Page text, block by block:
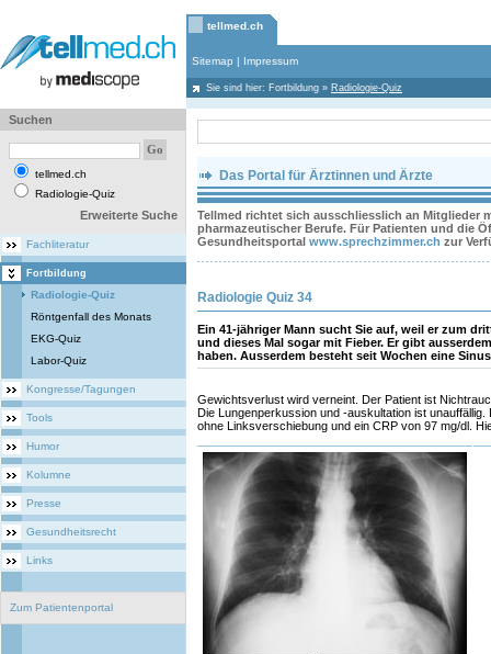
tellmed.ch
Sitemap | Impressum
Sie sind hier: Fortbildung » Radiologie-Quiz
Suchen
tellmed.ch
Radiologie-Quiz
Erweiterte Suche
Fachliteratur
Fortbildung
Radiologie-Quiz
Röntgenfall des Monats
EKG-Quiz
Labor-Quiz
Kongresse/Tagungen
Tools
Humor
Kolumne
Presse
Gesundheitsrecht
Links
Zum Patientenportal
Das Portal für Ärztinnen und Ärzte
Tellmed richtet sich ausschliesslich an Mitglieder
pharmazeutischer Berufe. Für Patienten und die
Gesundheitsportal www.sprechzimmer.ch zur
Radiologie Quiz 34
Ein 41-jähriger Mann sucht Sie auf, weil er zum
und dieses Mal sogar mit Fieber. Er gibt
haben. Ausserdem besteht seit Wochen eine
Gewichtsverlust wird verneint. Der Patient ist
Die Lungenperkussion und -auskultation ist
ohne Linksverschiebung und ein CRP von 97 mg/dl.